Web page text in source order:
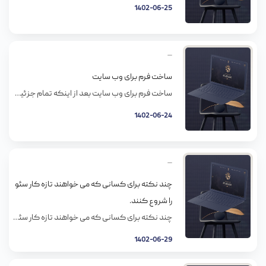
1402-06-25
ساخت فرم برای وب سایت
ساخت فرم برای وب سایت بعد از اینکه تمام جزئیات سایتتونو از مسیریابی گرفته تا سئو طراحی کردید، تجربه کاربری رو درست کردید و کاربرها تونستن براحتی از یه صفحه به صفحه دیگه حرکت کنند، و آنالتیکس سایتتون هم نشون میداد که همه چیز خوب داره پیش میره. حالا میمونه یه چیز و اون هم […]
1402-06-24
چند نکته برای کسانی که می خواهند تازه کار سئو
را شروع کنند.
چند نکته برای کسانی که می خواهند تازه کار سئو را شروع کنند. سئو تکنیک های زیادی دارد که یا کلاه سفید هست یا سئو کلاه سیاه و یا هم کلا خاکستری . شما به عنوان یک سئو کار باید تشخیص دهید که کدام تکنیک کلاه سیاه هست و کدام کلاه سفید پس این مقاله […]
1402-06-29